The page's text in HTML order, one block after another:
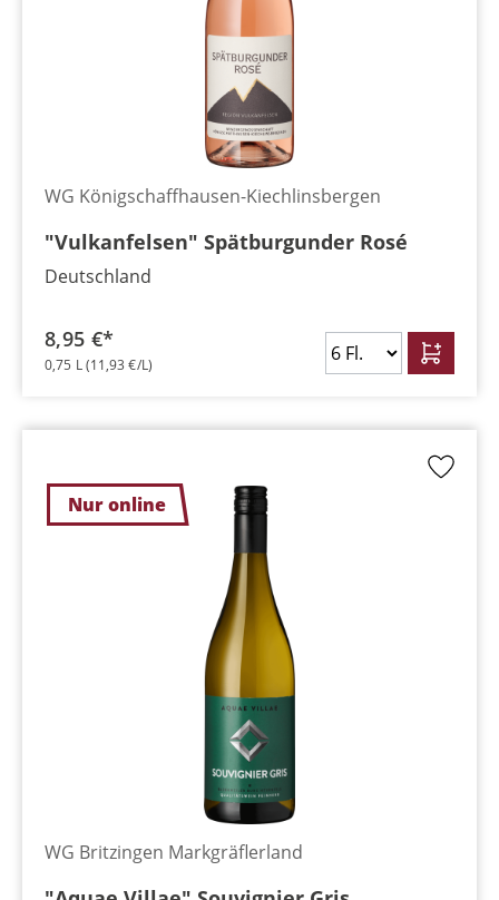
WG Königschaffhausen-Kiechlinsbergen
"Vulkanfelsen" Spätburgunder Rosé
Deutschland
8,95 €*
0,75 L(11,93 €/L)
Nur online
WG Britzingen Markgräflerland